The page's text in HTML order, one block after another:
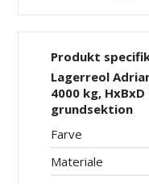
Produkt
Lagerreol
4000 kg,
grundsektion
Farve
Materiale